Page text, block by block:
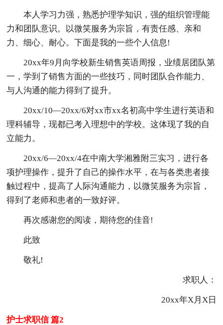
本人学习力强，熟悉护理学知识，强的组织管理能
力和团队意识。以微笑服务为宗旨，有责任感、亲和
力、细心、耐心。下面是我的一些个人信息!
20xx年9月向学校新生销售英语周报，业绩居团队第
一，学到了销售方面的一些技巧，同时团队合作能力、
与人沟通的能力得到了提升。
20xx/10—20xx/6对xx市xx名初高中学生进行英语和
理科辅导，现都已考入理想中的学校。这体现了我的自
立能力。
20xx/6—20xx/4在中南大学湘雅附三实习，进行各
项护理操作，提升了自己的操作水平，在与各类患者接
触过程中，提高了人际沟通能力，以微笑服务为宗旨，
得到了老师和患者的一致好评。
再次感谢您的阅读，期待您的佳音!
此致
敬礼!
求职人：
20xx年X月X日
护士求职信 篇2